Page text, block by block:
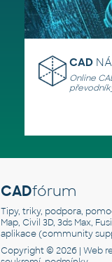
CAD
Online
CADfórum
Tipy, triky, podpora,
Map, Civil 3D, 3ds Max,
aplikace (community
Copyright © 2026 | Web